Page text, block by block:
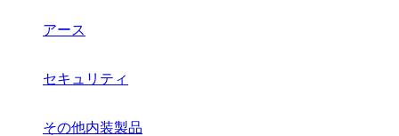
アース
セキュリティ
その他内装製品